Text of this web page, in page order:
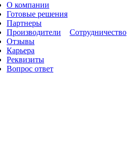
О компании
Готовые решения
Партнеры
Производители
Отзывы
Карьера
Реквизиты
Вопрос ответ
Сотрудничество